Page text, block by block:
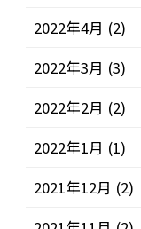
2022年4月 (2)
2022年3月 (3)
2022年2月 (2)
2022年1月 (1)
2021年12月 (2)